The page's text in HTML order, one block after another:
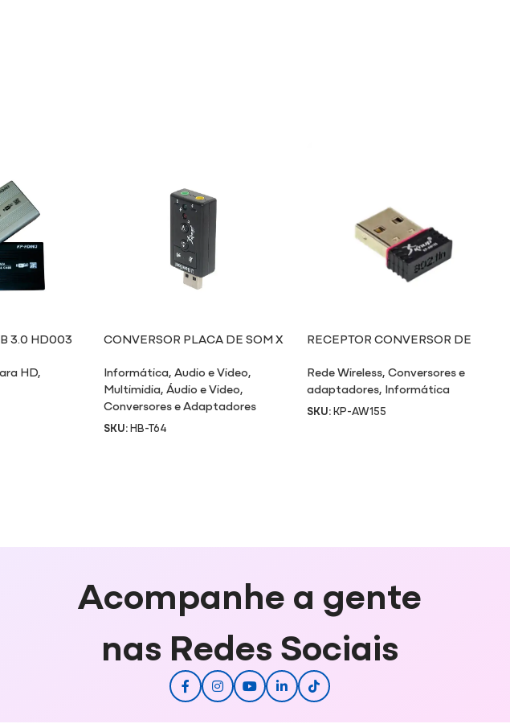
3.0 HD003
HD,
CONVERSOR PLACA DE SOM X
Informática, Audio e Video,
Multimidia, Áudio e Video,
Conversores e Adaptadores
SKU:HB-T64
RECEPTOR CONVERSOR DE
Rede Wireless,Conversores e
adaptadores, Informática
SKU:KP-AW155
Acompanhe a gente
nas Redes Sociais